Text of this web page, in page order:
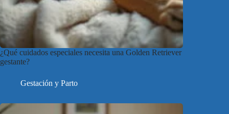
¿Qué cuidados especiales necesita una Golden Retriever
gestante?
Gestación y Parto